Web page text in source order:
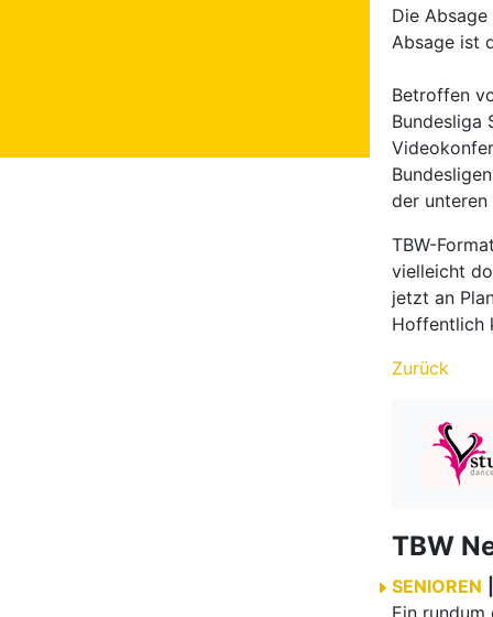
Die
Absage ist
Betroffen
Bundesliga
der
TBW-
vielleicht
jetzt an
Hoffentlich
Zurück
TBW
SENIOREN